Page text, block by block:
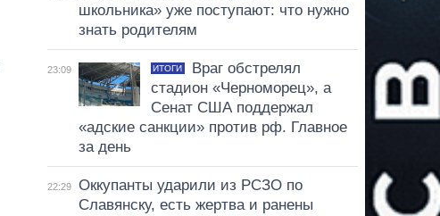
школьника» уже поступают: что нужно
знать родителям
23:09 ИТОГИ
Враг обстрелял
стадион «Черноморец», а
Сенат США поддержал
«адские санкции» против рф. Главное
за день
22:29
Оккупанты ударили из РСЗО по
Славянску, есть жертва и ранены